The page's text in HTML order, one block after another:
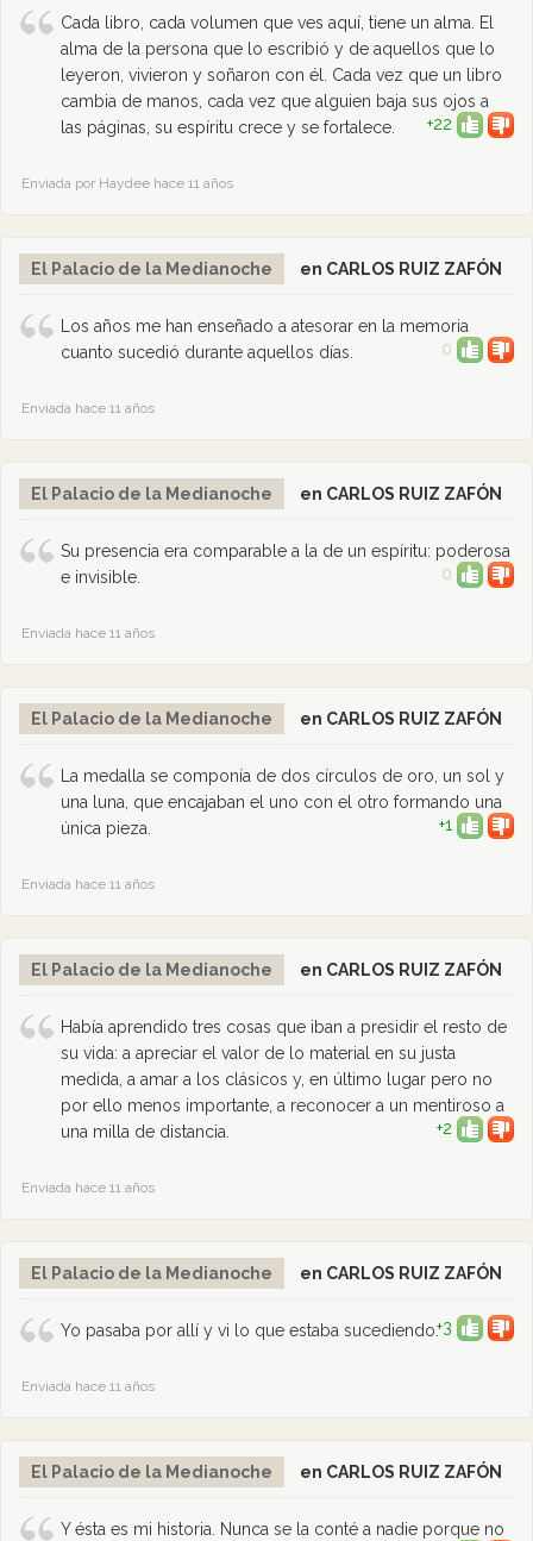
Cada libro, cada volumen que ves aquí, tiene un alma. El
alma de la persona que lo escribió y de aquellos que lo
leyeron, vivieron y soñaron con él. Cada vez que un libro
cambia de manos, cada vez que alguien baja sus ojos a
las páginas, su espíritu crece y se fortalece.
+22
Enviada por Haydee hace 11 años
El Palacio de la Medianoche en CARLOS RUIZ ZAFÓN
Los años me han enseñado a atesorar en la memoria
cuanto sucedió durante aquellos días.
0
Enviada hace 11 años
El Palacio de la Medianoche en CARLOS RUIZ ZAFÓN
Su presencia era comparable a la de un espíritu: poderosa
e invisible.
0
Enviada hace 11 años
El Palacio de la Medianoche en CARLOS RUIZ ZAFÓN
La medalla se componía de dos círculos de oro, un sol y
una luna, que encajaban el uno con el otro formando una
única pieza.
+1
Enviada hace 11 años
El Palacio de la Medianoche en CARLOS RUIZ ZAFÓN
Había aprendido tres cosas que iban a presidir el resto de
su vida: a apreciar el valor de lo material en su justa
medida, a amar a los clásicos y, en último lugar pero no
por ello menos importante, a reconocer a un mentiroso a
una milla de distancia.
+2
Enviada hace 11 años
El Palacio de la Medianoche en CARLOS RUIZ ZAFÓN
Yo pasaba por allí y vi lo que estaba sucediendo.+3
Enviada hace 11 años
El Palacio de la Medianoche en CARLOS RUIZ ZAFÓN
Y ésta es mi historia. Nunca se la conté a nadie porque no